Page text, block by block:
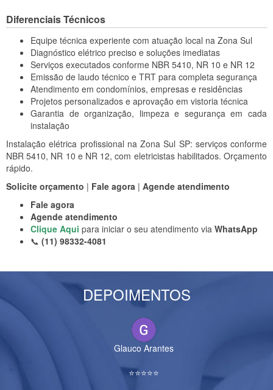
Diferenciais Técnicos
Equipe técnica experiente com atuação local na Zona Sul
Diagnóstico elétrico preciso e soluções imediatas
Serviços executados conforme NBR 5410, NR 10 e NR 12
Emissão de laudo técnico e TRT para completa segurança
Atendimento em condomínios, empresas e residências
Projetos personalizados e aprovação em vistoria técnica
Garantia de organização, limpeza e segurança em cada
instalação
Instalação elétrica profissional na Zona Sul SP: serviços conforme
NBR 5410, NR 10 e NR 12, com eletricistas habilitados. Orçamento
rápido.
Solicite orçamento | Fale agora | Agende atendimento
Fale agora
Agende atendimento
Clique Aqui para iniciar o seu atendimento via WhatsApp
📞 (11) 98332-4081
DEPOIMENTOS
Glauco Arantes
⭐️⭐️⭐️⭐️⭐️
Previous